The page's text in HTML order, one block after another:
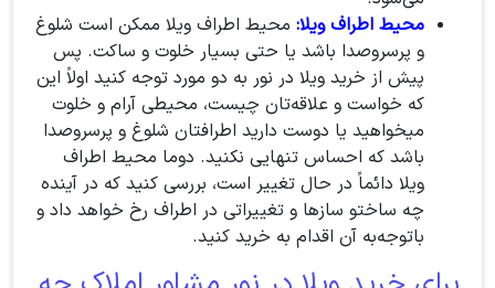
محیط اطراف ویلا: محیط اطراف ویلا ممکن است شلوغ
و پرسروصدا باشد یا حتی بسیار خلوت و ساکت. پس
پیش از خرید ویلا در نور به دو مورد توجه کنید اولاً این
که خواست و علاقه‌تان چیست، محیطی آرام و خلوت
میخواهید یا دوست دارید اطرافتان شلوغ و پرسروصدا
باشد که احساس تنهایی نکنید. دوما محیط اطراف
ویلا دائماً در حال تغییر است، بررسی کنید که در آینده
چه ساختو سازها و تغییراتی در اطراف رخ خواهد داد و
باتوجه‌به آن اقدام به خرید کنید.